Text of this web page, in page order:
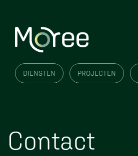
DIENSTEN PROJECTEN
Contact